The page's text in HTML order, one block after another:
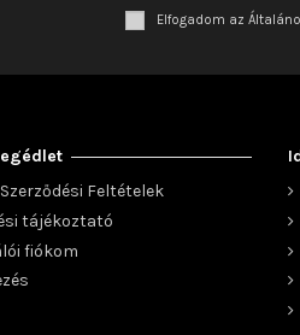
Elfogadom az
Feltételek
tájékoztató
fiókom